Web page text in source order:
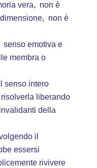
vera, non è
non è
senso emotiva e
membra o
senso intero
liberando
della
il
essersi
rivivere